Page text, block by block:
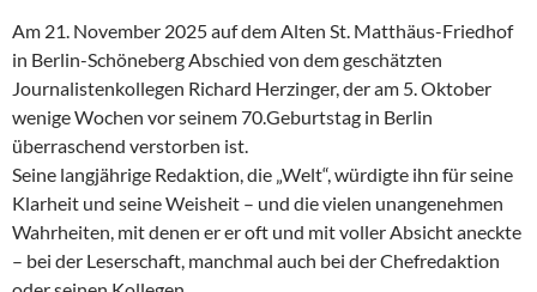
Am 21. November 2025 auf dem Alten St. Matthäus-Friedhof
in Berlin-Schöneberg Abschied von dem geschätzten
Journalistenkollegen Richard Herzinger, der am 5. Oktober
wenige Wochen vor seinem 70.Geburtstag in Berlin
überraschend verstorben ist.
Seine langjährige Redaktion, die „Welt“, würdigte ihn für seine
Klarheit und seine Weisheit – und die vielen unangenehmen
Wahrheiten, mit denen er er oft und mit voller Absicht aneckte
– bei der Leserschaft, manchmal auch bei der Chefredaktion